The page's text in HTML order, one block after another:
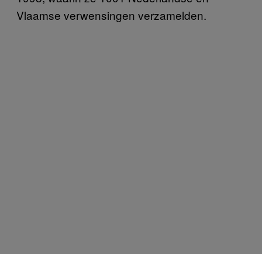
Vlaamse verwensingen verzamelden.